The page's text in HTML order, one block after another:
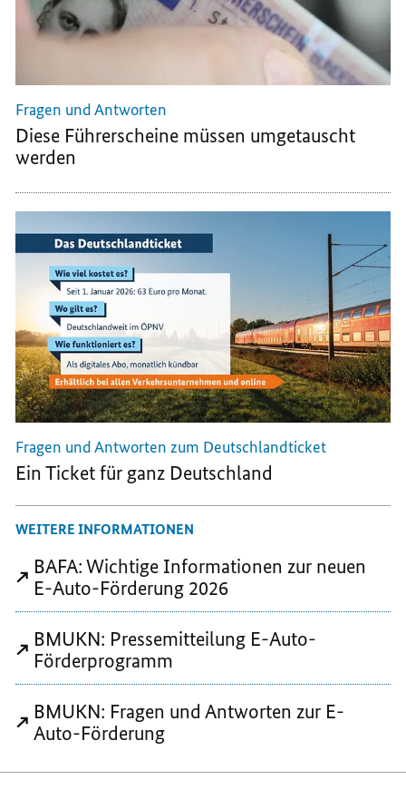
Fragen und Antworten
Diese Führerscheine müssen umgetauscht
werden
Fragen und Antworten zum Deutschlandticket
Ein Ticket für ganz Deutschland
WEITERE INFORMATIONEN
BAFA: Wichtige Informationen zur neuen
E-Auto-Förderung 2026
BMUKN: Pressemitteilung E-Auto-
Förderprogramm
BMUKN: Fragen und Antworten zur E-
Auto-Förderung